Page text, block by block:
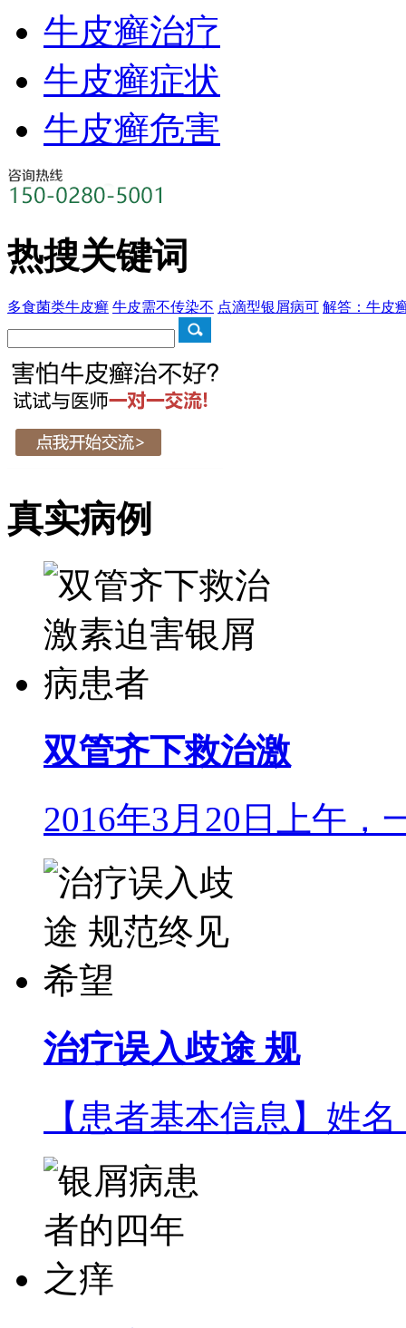
牛皮癣治疗
牛皮癣症状
牛皮癣危害
热搜关键词
多食菌类牛皮癣 牛皮需不传染不 点滴型银屑病可 解答：牛皮
真实病例
双管齐下救治激
2016年3月20日上午，
治疗误入歧途 规
【患者基本信息】姓